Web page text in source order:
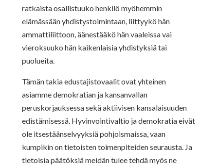
ratkaista osallistuuko henkilö myöhemmin
elämässään yhdistystoimintaan, liittyykö hän
ammattiliittoon, äänestääkö hän vaaleissa vai
vieroksuuko hän kaikenlaisia yhdistyksiä tai
puolueita.
Tämän takia edustajistovaalit ovat yhteinen
asiamme demokratian ja kansanvallan
peruskorjauksessa sekä aktiivisen kansalaisuuden
edistämisessä. Hyvinvointivaltio ja demokratia eivät
ole itsestäänselvyyksiä pohjoismaissa, vaan
kumpikin on tietoisten toimenpiteiden seurausta. Ja
tietoisia päätöksiä meidän tulee tehdä myös ne